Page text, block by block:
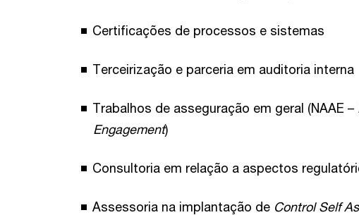
Certificações de processos e sistemas
Terceirização e parceria em auditoria interna
Trabalhos de asseguração em geral (NAAE –
Engagement)
Consultoria em relação a aspectos
Assessoria na implantação de Control Self